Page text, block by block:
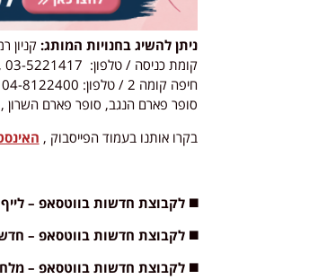
ניתן להשיג בחנויות המותג:
סופר פארם הנגב, סופר פארם השרון
בקרו אותנו בעמוד הפייסבוק ,
◼️ לקבוצת חדשות בווטסאפ – לייף
◼️ לקבוצת חדשות בווטסאפ –
◼️ לקבוצת חדשות בווטסאפ –